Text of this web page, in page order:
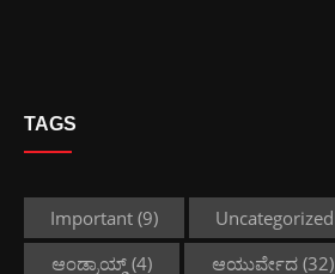
TAGS
Important (9) Uncategorized
ಆಂಡ್ರಾಯ್ಡ್(4) ಆಯುರ್ವೇದ(32)